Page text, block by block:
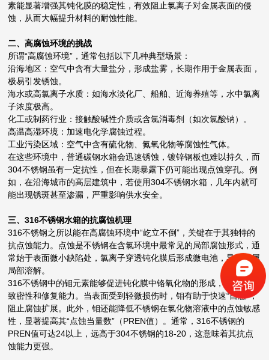
素能显著增强其钝化膜的稳定性，有效阻止氯离子对金属表面的侵
蚀，从而大幅提升材料的耐蚀性能。
二、高腐蚀环境的挑战
所谓“高腐蚀环境”，通常包括以下几种典型场景：
沿海地区：空气中含有大量盐分，形成盐雾，长期作用于金属表面，
极易引发锈蚀。
海水或高氯离子水质：如海水淡化厂、船舶、近海养殖等，水中氯离
子浓度极高。
化工或制药行业：接触酸碱性介质或含氯消毒剂（如次氯酸钠）。
高温高湿环境：加速电化学腐蚀过程。
工业污染区域：空气中含有硫化物、氮氧化物等腐蚀性气体。
在这些环境中，普通碳钢水箱会迅速锈蚀，镀锌钢板也难以持久，而
304不锈钢虽有一定抗性，但在长期暴露下仍可能出现点蚀穿孔。例
如，在沿海城市的高层建筑中，若使用304不锈钢水箱，几年内就可
能出现锈斑甚至渗漏，严重影响供水安全。
三、316不锈钢水箱的抗腐蚀机理
316不锈钢之所以能在高腐蚀环境中“屹立不倒”，关键在于其独特的
抗点蚀能力。点蚀是不锈钢在含氯环境中最常见的局部腐蚀形式，通
常始于表面微小缺陷处，氯离子穿透钝化膜后形成微电池，导致金属
局部溶解。
316不锈钢中的钼元素能够促进钝化膜中铬氧化物的形成，并增强其
致密性和修复能力。当表面受到轻微损伤时，钼有助于快速“自愈”，
阻止腐蚀扩展。此外，钼还能降低不锈钢在氯化物溶液中的点蚀敏感
性，显著提高其“点蚀当量数”（PREN值）。通常，316不锈钢的
PREN值可达24以上，远高于304不锈钢的18-20，这意味着其抗点
蚀能力更强。